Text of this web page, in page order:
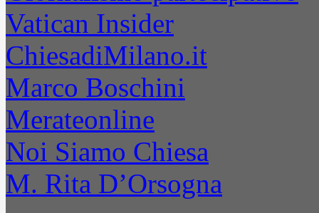
Vatican Insider
ChiesadiMilano.it
Marco Boschini
Merateonline
Noi Siamo Chiesa
M. Rita D’Orsogna